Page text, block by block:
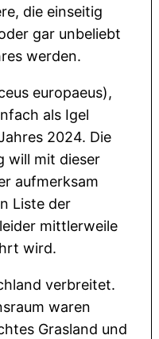
die einseitig
gar unbeliebt
werden.
europaeus),
als Igel
2024. Die
will mit dieser
aufmerksam
Liste der
mittlerweile
wird.
verbreitet.
waren
Grasland und